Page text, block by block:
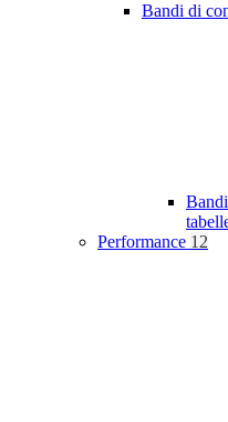
Bandi di
Performance 12